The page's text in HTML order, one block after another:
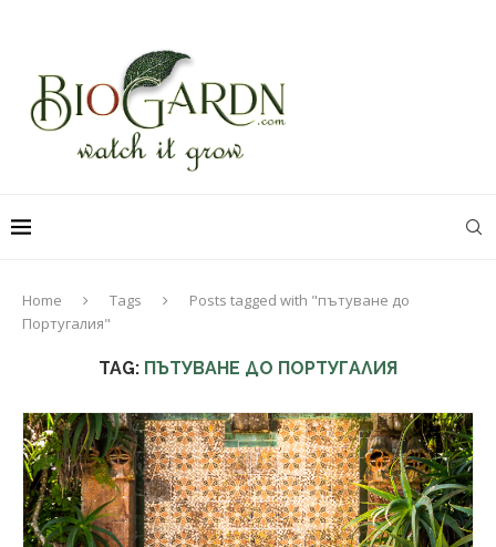
Home Tags
Posts tagged with "пътуване до
Португалия"
TAG: ПЪТУВАНЕ ДО ПОРТУГАЛИЯ